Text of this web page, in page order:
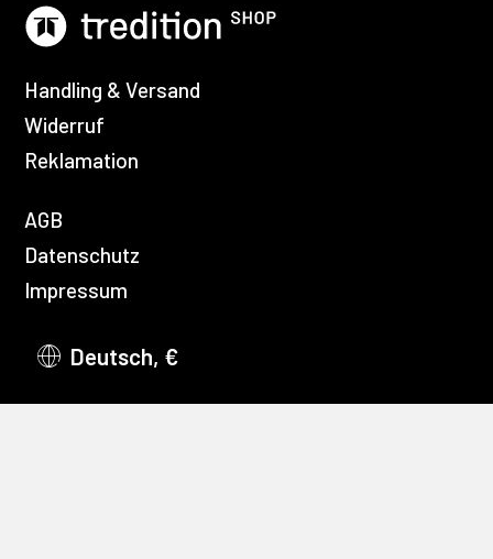
Handling & Versand
Widerruf
Reklamation
AGB
Datenschutz
Impressum
Deutsch, €